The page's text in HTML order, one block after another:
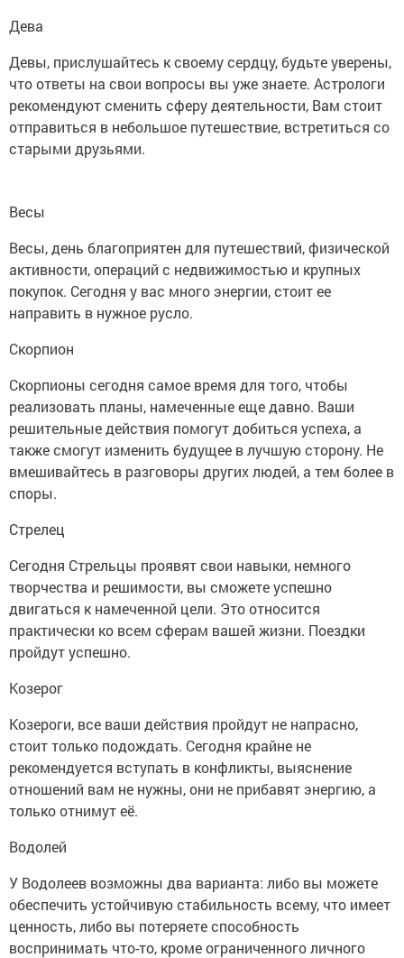
Дева
Девы, прислушайтесь к своему сердцу, будьте уверены,
что ответы на свои вопросы вы уже знаете. Астрологи
рекомендуют сменить сферу деятельности, Вам стоит
отправиться в небольшое путешествие, встретиться со
старыми друзьями.
Весы
Весы, день благоприятен для путешествий, физической
активности, операций с недвижимостью и крупных
покупок. Сегодня у вас много энергии, стоит ее
направить в нужное русло.
Скорпион
Скорпионы сегодня самое время для того, чтобы
реализовать планы, намеченные еще давно. Ваши
решительные действия помогут добиться успеха, а
также смогут изменить будущее в лучшую сторону. Не
вмешивайтесь в разговоры других людей, а тем более в
споры.
Стрелец
Сегодня Стрельцы проявят свои навыки, немного
творчества и решимости, вы сможете успешно
двигаться к намеченной цели. Это относится
практически ко всем сферам вашей жизни. Поездки
пройдут успешно.
Козерог
Козероги, все ваши действия пройдут не напрасно,
стоит только подождать. Сегодня крайне не
рекомендуется вступать в конфликты, выяснение
отношений вам не нужны, они не прибавят энергию, а
только отнимут её.
Водолей
У Водолеев возможны два варианта: либо вы можете
обеспечить устойчивую стабильность всему, что имеет
ценность, либо вы потеряете способность
воспринимать что-то, кроме ограниченного личного